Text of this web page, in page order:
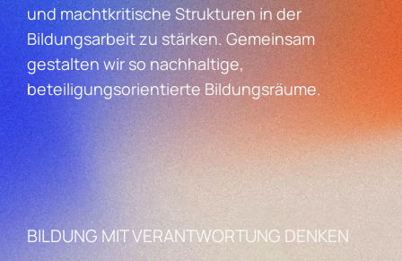
und machtkritische Strukturen in der
Bildungsarbeit zu stärken. Gemeinsam
gestalten wir so nachhaltige,
beteiligungsorientierte Bildungsräume.
BILDUNG MIT VERANTWORTUNG DENKEN